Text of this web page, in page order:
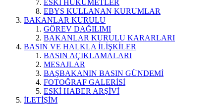
ESKİ HÜKÜMETLER
EBYS KULLANAN KURUMLAR
BAKANLAR KURULU
GÖREV DAĞILIMI
BAKANLAR KURULU KARARLARI
BASIN VE HALKLA İLİŞKİLER
BASIN AÇIKLAMALARI
MESAJLAR
BAŞBAKANIN BASIN GÜNDEMİ
FOTOĞRAF GALERİSİ
ESKİ HABER ARŞİVİ
İLETİŞİM